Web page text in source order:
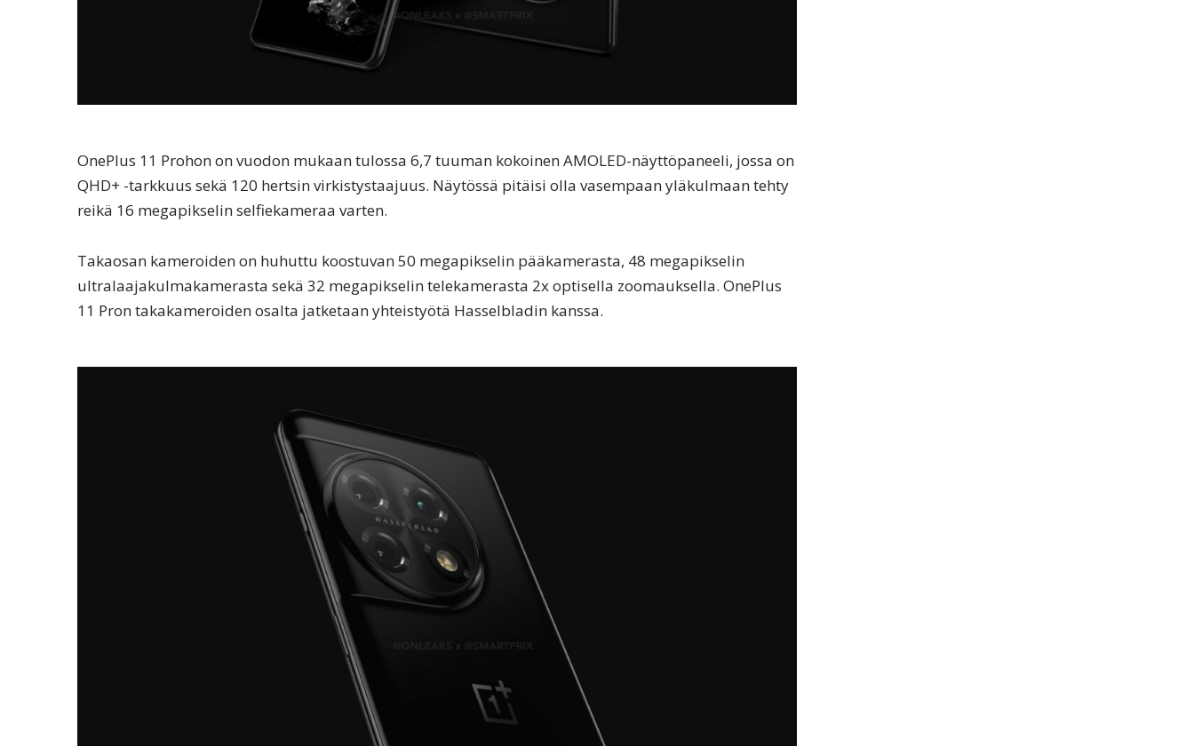
OnePlus 11 Prohon on vuodon mukaan tulossa 6,7 tuuman kokoinen AMOLED-näyttöpaneeli, jossa on
QHD+ -tarkkuus sekä 120 hertsin virkistystaajuus. Näytössä pitäisi olla vasempaan yläkulmaan tehty
reikä 16 megapikselin selfiekameraa varten.
Takaosan kameroiden on huhuttu koostuvan 50 megapikselin pääkamerasta, 48 megapikselin
ultralaajakulmakamerasta sekä 32 megapikselin telekamerasta 2x optisella zoomauksella. OnePlus
11 Pron takakameroiden osalta jatketaan yhteistyötä Hasselbladin kanssa.